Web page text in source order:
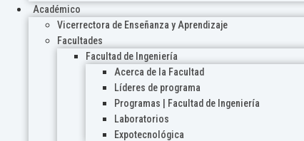
Académico
Vicerrectora de Enseñanza y Aprendizaje
Facultades
Facultad de Ingeniería
Acerca de la Facultad
Líderes de programa
Programas | Facultad de Ingeniería
Laboratorios
Expotecnológica